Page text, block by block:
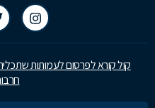
קול קורא לפרסום לעמותות